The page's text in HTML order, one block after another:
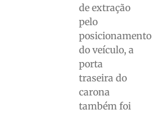
de extração
pelo
posicionamento
do veículo, a
porta
traseira do
carona
também foi